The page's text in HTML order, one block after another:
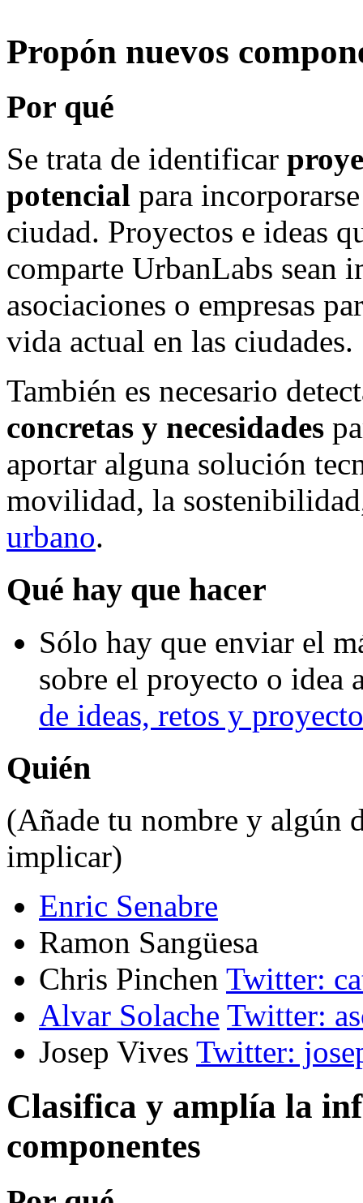
Propón nuevos
Por qué
Se trata de identificar
potencial para
ciudad. Proyectos e ideas
comparte UrbanLabs sean
asociaciones o empresas
vida actual en las ciudades.
También es necesario
concretas y necesidades
aportar alguna solución
movilidad, la
urbano.
Qué hay que hacer
Sólo hay que enviar el
sobre el proyecto o
de ideas, retos y
Quién
(Añade tu nombre y algún
implicar)
Enric Senabre
Ramon Sangüesa
Chris Pinchen Twitter:
Alvar Solache Twitter:
Josep Vives Twitter:
Clasifica y amplía la
componentes